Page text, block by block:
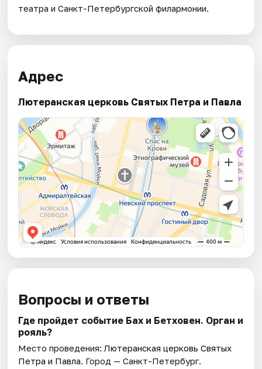
театра и Санкт-Петербургской филармонии.
Адрес
Лютеранская церковь Святых Петра и Павла
Вопросы и ответы
Где пройдет событие Бах и Бетховен. Орган и
рояль?
Место проведения:Лютеранская церковь Святых
Петра и Павла. Город — Санкт-Петербург.